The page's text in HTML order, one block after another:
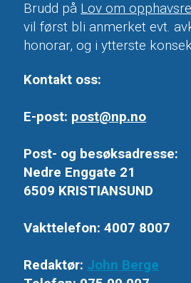
Brudd på Lov om
vil først bli anmerket evt.
honorar, og i ytterste
Kontakt oss:
E-post: post@np.no
Post- og besøksadresse:
Nedre Enggate 21
6509 KRISTIANSUND
Vakttelefon: 4007 8007
Redaktør: John Berge